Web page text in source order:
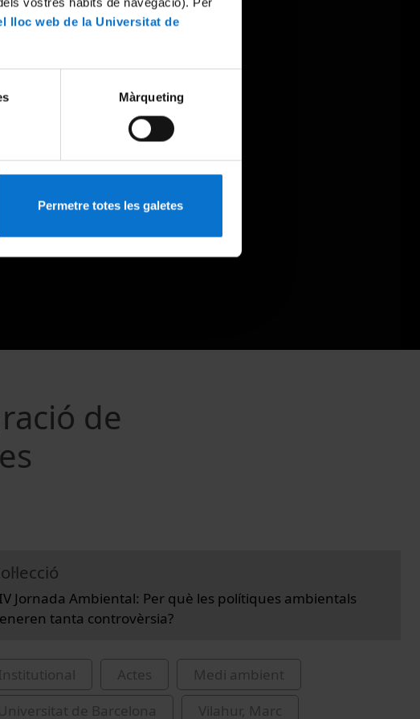
lloc web de la Universitat de
Màrqueting
Permetre totes les galetes
de
Jornada Ambiental: Per què les polítiques ambientals
tanta controvèrsia?
Actes
Medi ambient
Universitat de Barcelona
Vilahur, Marc